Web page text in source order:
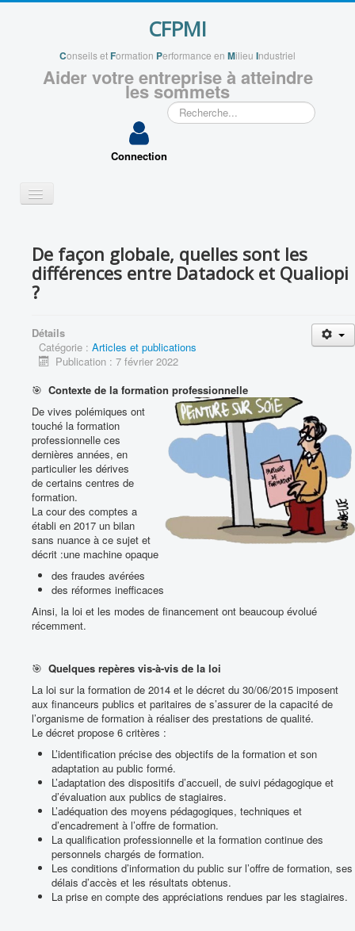
CFPMI
Conseils etFormation Performance en Milieu Industriel
Aider votre entreprise à atteindre
les sommets
Rechercher
Connection
Basculer
la
VOS PROJETS
APPLICATIONS
ENSEIGNEMENTS
PUBLICATIONS
PRODUITS & SERVICES ASSOCIES
Vous êtes ici : PUBLICATIONS
Fiches outils
Management des processus
Articles et publications
De façon globale, quelles sont les différences entre Datadock et
Qualiopi ?
De façon globale, quelles sont les
différences entre Datadock et Qualiopi
?
Détails
Catégorie : Articles et publications
Publication : 7 février 2022
🎯 Contexte de la formation professionnelle
De vives polémiques ont
touché la formation
professionnelle ces
dernières années, en
particulier les dérives
de certains centres de
formation.
La cour des comptes a
établi en 2017 un bilan
sans nuance à ce sujet et
décrit :une machine opaque
des fraudes avérées
des réformes inefficaces
Ainsi, la loi et les modes de financement ont beaucoup évolué
récemment.
🎯 Quelques repères vis-à-vis de la loi
La loi sur la formation de 2014 et le décret du 30/06/2015 imposent
aux financeurs publics et paritaires de s’assurer de la capacité de
l’organisme de formation à réaliser des prestations de qualité.
Le décret propose 6 critères :
L’identification précise des objectifs de la formation et son
adaptation au public formé.
L’adaptation des dispositifs d’accueil, de suivi pédagogique et
d’évaluation aux publics de stagiaires.
L’adéquation des moyens pédagogiques, techniques et
d’encadrement à l’offre de formation.
La qualification professionnelle et la formation continue des
personnels chargés de formation.
Les conditions d’information du public sur l’offre de formation, ses
délais d’accès et les résultats obtenus.
La prise en compte des appréciations rendues par les stagiaires.